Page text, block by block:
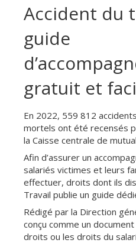
Accident du
guide
gratuit et
En 2022, 559 812
mortels ont été recensés
la Caisse centrale de
Afin d’assurer un
salariés victimes et leurs
effectuer, droits dont ils
Travail publie un guide
Rédigé par la Direction
conçu comme un
droits ou les droits du